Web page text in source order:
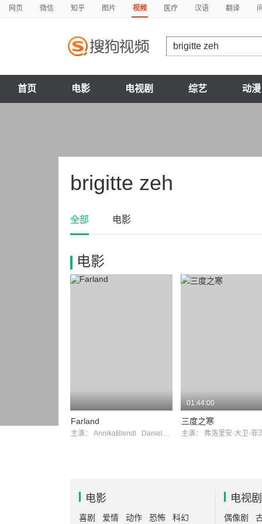
网页 微信 知乎 图片 视频 医疗 汉语 翻译
首页 电影 电视剧 综艺 动漫
brigitte zeh
全部 电影
电影
Farland
主演： AnnikaBlendl DanielBrühl
01:44:00
三度之寒
主演： 弗洛里安·大卫·
电影
喜剧 爱情 动作 恐怖 科幻
电视剧
偶像剧